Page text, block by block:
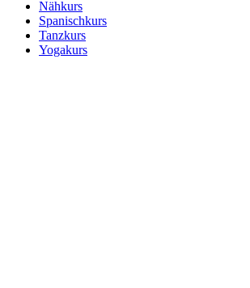
Nähkurs
Spanischkurs
Tanzkurs
Yogakurs